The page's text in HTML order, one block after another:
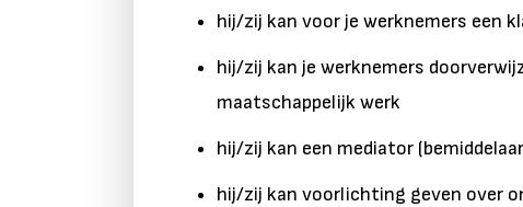
hij/zij kan voor je werknemers een
hij/zij kan je werknemers
maatschappelijk werk
hij/zij kan een mediator
hij/zij kan voorlichting geven over